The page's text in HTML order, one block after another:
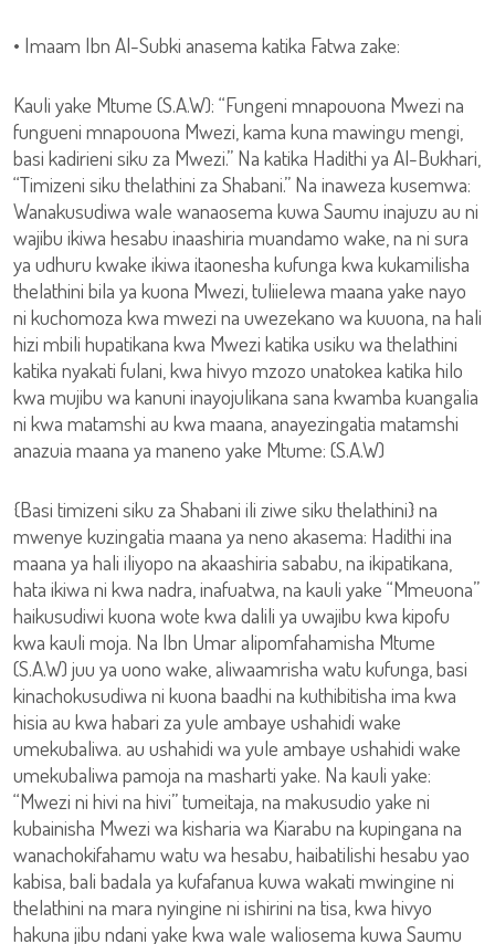
• Imaam Ibn Al-Subki anasema katika Fatwa zake:
Kauli yake Mtume (S.A.W): “Fungeni mnapouona Mwezi na
fungueni mnapouona Mwezi, kama kuna mawingu mengi,
basi kadirieni siku za Mwezi.” Na katika Hadithi ya Al-Bukhari,
“Timizeni siku thelathini za Shabani.” Na inaweza kusemwa:
Wanakusudiwa wale wanaosema kuwa Saumu inajuzu au ni
wajibu ikiwa hesabu inaashiria muandamo wake, na ni sura
ya udhuru kwake ikiwa itaonesha kufunga kwa kukamilisha
thelathini bila ya kuona Mwezi, tuliielewa maana yake nayo
ni kuchomoza kwa mwezi na uwezekano wa kuuona, na hali
hizi mbili hupatikana kwa Mwezi katika usiku wa thelathini
katika nyakati fulani, kwa hivyo mzozo unatokea katika hilo
kwa mujibu wa kanuni inayojulikana sana kwamba kuangalia
ni kwa matamshi au kwa maana, anayezingatia matamshi
anazuia maana ya maneno yake Mtume: (S.A.W)
{Basi timizeni siku za Shabani ili ziwe siku thelathini} na
mwenye kuzingatia maana ya neno akasema: Hadithi ina
maana ya hali iliyopo na akaashiria sababu, na ikipatikana,
hata ikiwa ni kwa nadra, inafuatwa, na kauli yake “Mmeuona”
haikusudiwi kuona wote kwa dalili ya uwajibu kwa kipofu
kwa kauli moja. Na Ibn Umar alipomfahamisha Mtume
(S.A.W) juu ya uono wake, aliwaamrisha watu kufunga, basi
kinachokusudiwa ni kuona baadhi na kuthibitisha ima kwa
hisia au kwa habari za yule ambaye ushahidi wake
umekubaliwa. au ushahidi wa yule ambaye ushahidi wake
umekubaliwa pamoja na masharti yake. Na kauli yake:
“Mwezi ni hivi na hivi” tumeitaja, na makusudio yake ni
kubainisha Mwezi wa kisharia wa Kiarabu na kupingana na
wanachokifahamu watu wa hesabu, haibatilishi hesabu yao
kabisa, bali badala ya kufafanua kuwa wakati mwingine ni
thelathini na mara nyingine ni ishirini na tisa, kwa hivyo
hakuna jibu ndani yake kwa wale waliosema kuwa Saumu